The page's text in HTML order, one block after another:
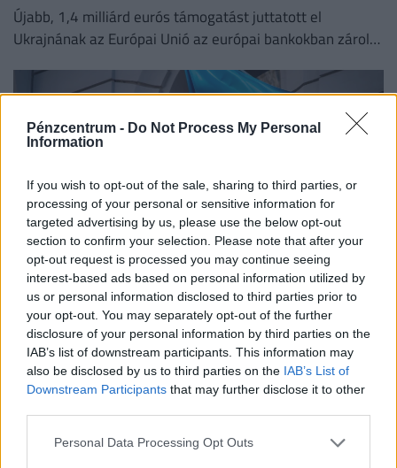
Pénzcentrum - Do Not Process My Personal
Information
If you wish to opt-out of the sale, sharing to third parties, or
processing of your personal or sensitive information for
targeted advertising by us, please use the below opt-out
section to confirm your selection. Please note that after your
opt-out request is processed you may continue seeing
interest-based ads based on personal information utilized by
us or personal information disclosed to third parties prior to
your opt-out. You may separately opt-out of the further
disclosure of your personal information by third parties on the
IAB’s list of downstream participants. This information may
also be disclosed by us to third parties on the IAB’s List of
Downstream Participants that may further disclose it to other
Personal Data Processing Opt Outs
Újabb, 1,4 milliárd eurós támogatást juttatott el
Ukrajnának az Európai Unió az európai bankokban zárolt
Újabb komoly csapás érte Kijevet az éjszaka,
közben atomhatalom telepít rakétaegységet
Oroszországba
Oroszország szerdán súlyos ballisztikusrakéta-csapást
mért Kijevre és a főváros környékére, a támadásban
legalább 17 ember életét vesztette.